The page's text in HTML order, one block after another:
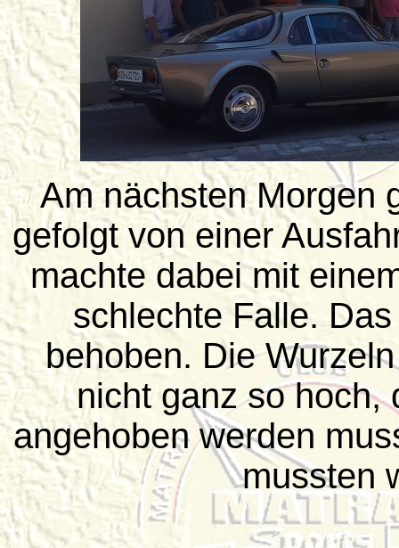
Am nächsten Morgen
gefolgt von einer
machte dabei mit
schlechte Falle.
behoben. Die
nicht ganz so hoch,
angehoben werden
mussten